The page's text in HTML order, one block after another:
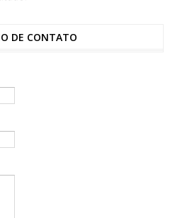
DE CONTATO